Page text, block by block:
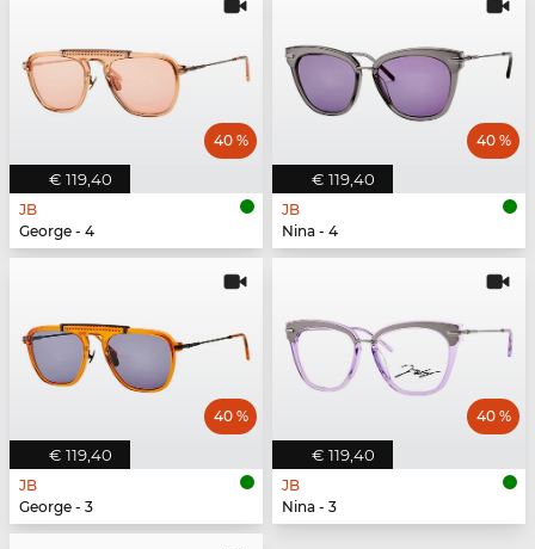
€ 119,40
40 %
JB
George - 4
€ 119,40
40 %
JB
Nina - 4
€ 119,40
40 %
JB
George - 3
€ 119,40
40 %
JB
Nina - 3